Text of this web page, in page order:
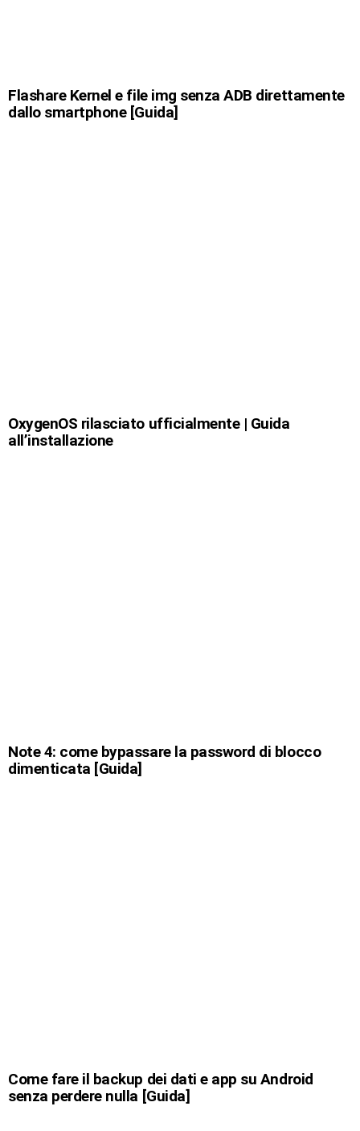
Flashare Kernel e file img senza ADB direttamente
dallo smartphone [Guida]
OxygenOS rilasciato ufficialmente | Guida
all’installazione
Note 4: come bypassare la password di blocco
dimenticata [Guida]
Come fare il backup dei dati e app su Android
senza perdere nulla [Guida]